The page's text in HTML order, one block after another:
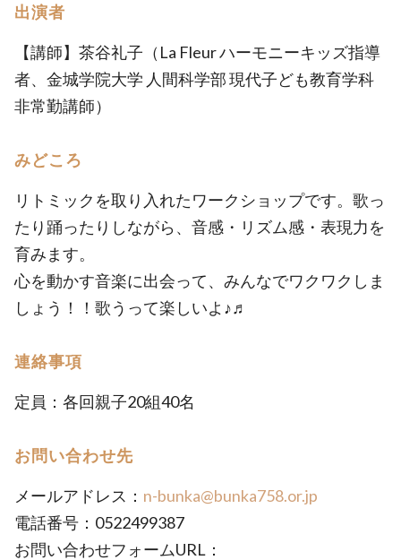
出演者
【講師】茶谷礼子（La Fleur ハーモニーキッズ指導
者、金城学院大学 人間科学部 現代子ども教育学科
非常勤講師）
みどころ
リトミックを取り入れたワークショップです。歌っ
たり踊ったりしながら、音感・リズム感・表現力を
育みます。
心を動かす音楽に出会って、みんなでワクワクしま
しょう！！歌うって楽しいよ♪♬
連絡事項
定員：各回親子20組40名
お問い合わせ先
メールアドレス： n-bunka@bunka758.or.jp
電話番号：0522499387
お問い合わせフォームURL：